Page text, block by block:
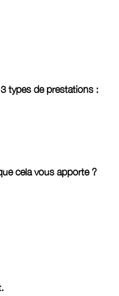
types de prestations :
cela vous apporte ?